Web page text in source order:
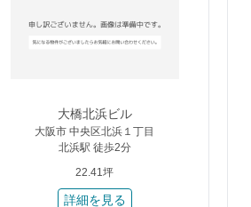
大橋北浜ビル
大阪市 中央区北浜１丁目
北浜駅 徒歩2分
22.41坪
詳細を見る